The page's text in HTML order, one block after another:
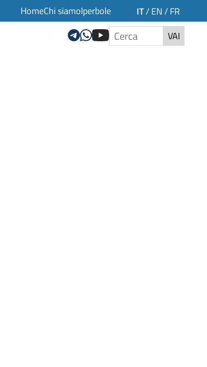
HomeChi siamoIperbole IT/ EN / FR
VAI